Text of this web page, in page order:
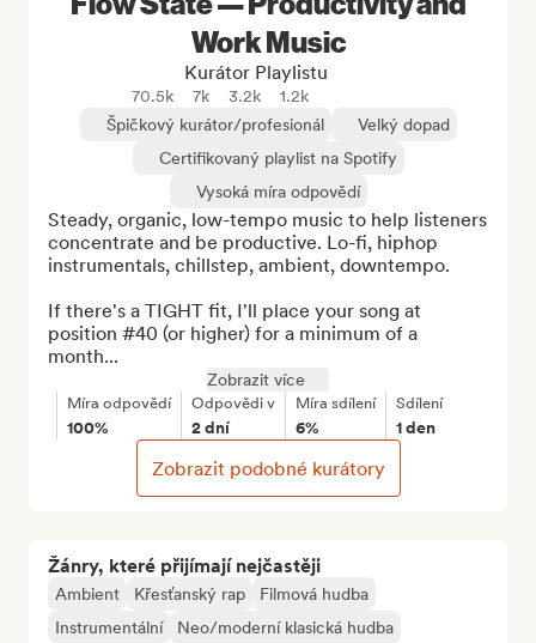
Žánry, které přijímají nejčastěji
Ambient Křesťanský rap
Filmová hudba
Instrumentální
Neo/moderní klasická hudba
Work Music
Kurátor Playlistu
70.5k 7k 3.2k
1.2k
Špičkový kurátor/profesionál
Velký dopad
Certifikovaný playlist na Spotify
Vysoká míra odpovědí
Steady, organic, low-tempo music to help listeners
concentrate and be productive. Lo-fi, hiphop
instrumentals, chillstep, ambient, downtempo.
If there's a TIGHT fit, I'll place your song at
position #40 (or higher) for a minimum of a
month...
Zobrazit více
Míra odpovědí
100%
Odpovědi v
2 dní
Míra sdílení
6%
Sdílení
1 den
Zobrazit podobné kurátory